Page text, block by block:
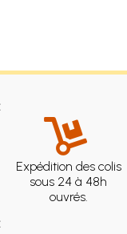
Expédition des colis
sous 24 à 48h
ouvrés.